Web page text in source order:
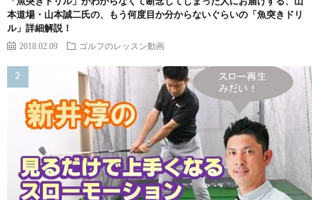
「魚突きドリル」がわからなくて断念してしまった人にお届けする、山
本道場・山本誠二氏の、もう何度目か分からないぐらいの「魚突きドリ
ル」詳細解説！
2018.02.09 ゴルフのレッスン動画